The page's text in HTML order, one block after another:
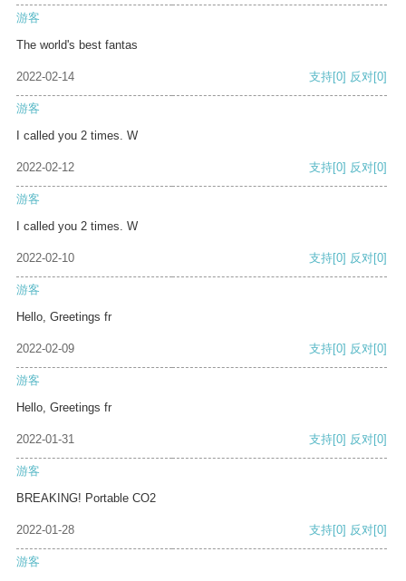
游客
The world's best fantas
2022-02-14 支持[0] 反对[0]
游客
I called you 2 times. W
2022-02-12 支持[0] 反对[0]
游客
I called you 2 times. W
2022-02-10 支持[0] 反对[0]
游客
Hello, Greetings fr
2022-02-09 支持[0] 反对[0]
游客
Hello, Greetings fr
2022-01-31 支持[0] 反对[0]
游客
BREAKING! Portable CO2
2022-01-28 支持[0] 反对[0]
游客